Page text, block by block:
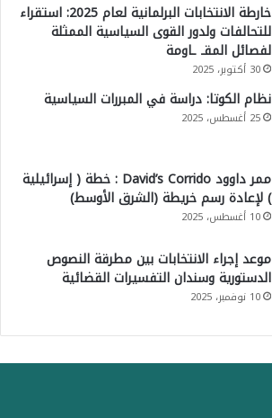
خارطة الانتخابات البرلمانية لعام 2025: استقراء
للتحالفات ولدور القوى السياسية الممثلة
لفصائل المقـ ـاومة
30 أكتوبر، 2025
نظام الكوتا: دراسة في المبررات السياسية
25 أغسطس، 2025
ممر داوود David’s Corrido : خطة ( إسرائيلية
) لإعادة رسم خريطة (الشرق الأوسط)
10 أغسطس، 2025
موعد إجراء الانتخابات بين مطرقة النصوص
الدستورية وسندان التفسيرات القضائية
10 نوفمبر، 2025